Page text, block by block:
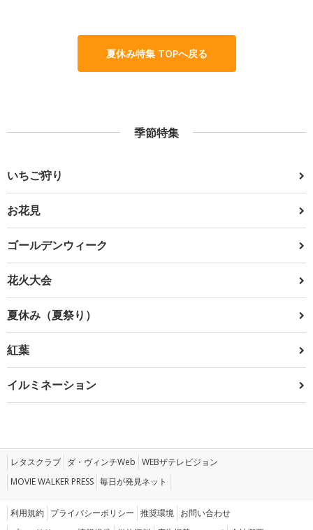
夏休み特集 TOPへ戻る
季節特集
いちご狩り
お花見
ゴールデンウィーク
花火大会
夏休み（夏祭り）
紅葉
イルミネーション
レタスクラブ ダ・ヴィンチWeb WEBザテレビジョン
MOVIE WALKER PRESS 毎日が発見ネット
利用規約 プライバシーポリシー 推奨環境 お問い合わせ